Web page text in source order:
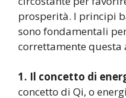
prosperità. I principi
sono fondamentali
correttamente
1. Il concetto di
concetto di Qi, o